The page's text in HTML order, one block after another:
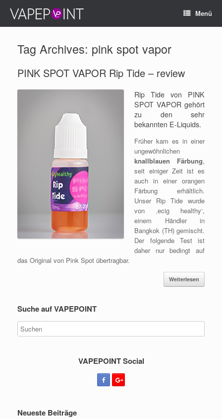
Menü
Tag Archives: pink spot vapor
PINK SPOT VAPOR Rip Tide – review
Rip Tide von PINK
SPOT VAPOR gehört
zu den sehr
bekannten E-Liquids.
Früher kam es in einer
ungewöhnlichen
knallblauen Färbung,
seit einiger Zeit ist es
auch in einer orangen
Färbung erhältlich.
Unser Rip Tide wurde
von ‚ecig healthy‘,
einem Händler in
Bangkok (TH) gemischt.
Der folgende Test ist
daher nur bedingt auf
das Original von Pink Spot übertragbar.
Weiterlesen
Suche auf VAPEPOINT
VAPEPOINT Social
Neueste Beiträge